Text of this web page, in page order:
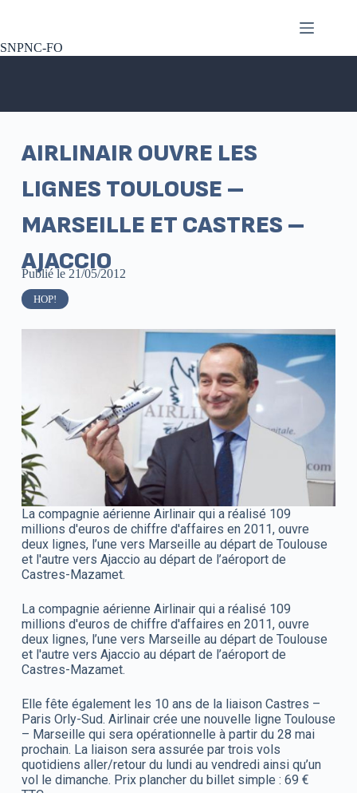
SNPNC-FO
AIRLINAIR OUVRE LES
LIGNES TOULOUSE –
MARSEILLE ET CASTRES –
AJACCIO
Publié le 21/05/2012
HOP!
La compagnie aérienne Airlinair qui a réalisé 109
millions d'euros de chiffre d'affaires en 2011, ouvre
deux lignes, l’une vers Marseille au départ de Toulouse
et l'autre vers Ajaccio au départ de l’aéroport de
Castres-Mazamet.
La compagnie aérienne Airlinair qui a réalisé 109
millions d'euros de chiffre d'affaires en 2011, ouvre
deux lignes, l’une vers Marseille au départ de Toulouse
et l'autre vers Ajaccio au départ de l’aéroport de
Castres-Mazamet.
Elle fête également les 10 ans de la liaison Castres –
Paris Orly-Sud. Airlinair crée une nouvelle ligne Toulouse
– Marseille qui sera opérationnelle à partir du 28 mai
prochain. La liaison sera assurée par trois vols
quotidiens aller/retour du lundi au vendredi ainsi qu’un
vol le dimanche. Prix plancher du billet simple : 69 €